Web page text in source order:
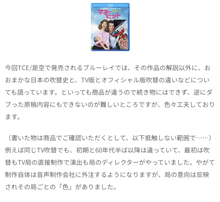
今回TCE/是空で発売されるブルーレイでは、その作品の解説以外に、お
おまかな日本の吹替史と、TV版とオフィシャル版吹替の違いなどについ
ても語っています。といっても商品が違うので続き物にはできず、逆にダ
ブった原稿内容にもできないのが難しいところですが、色々工夫しており
ます。
（書いた物は商品でご確認いただくとして、以下抵触しない範囲で……）
例えば同じTV吹替でも、初期と60年代半ば以降は違っていて、最初は吹
替もTV局の直接制作で演出も局のディレクターがやっていました。やがて
制作自体は音声制作会社に外注するようになりますが、局の意向は反映
されその局ごとの「色」がありました。